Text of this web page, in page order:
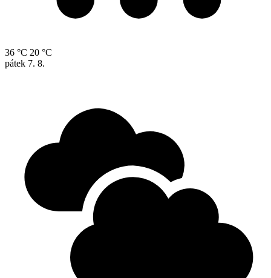
36 °C 20 °C
pátek 7. 8.